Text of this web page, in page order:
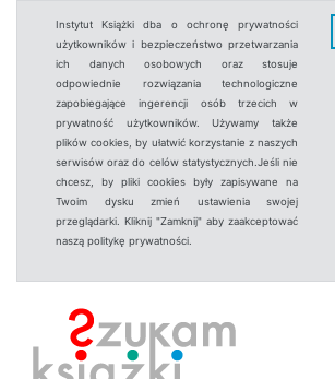
Instytut Książki dba o ochronę prywatności
użytkowników i bezpieczeństwo przetwarzania
ich danych osobowych oraz stosuje
odpowiednie rozwiązania technologiczne
zapobiegające ingerencji osób trzecich w
prywatność użytkowników. Używamy także
plików cookies, by ułatwić korzystanie z naszych
serwisów oraz do celów statystycznych.Jeśli nie
chcesz, by pliki cookies były zapisywane na
Twoim dysku zmień ustawienia swojej
przeglądarki. Kliknij "Zamknij" aby zaakceptować
naszą politykę prywatności.